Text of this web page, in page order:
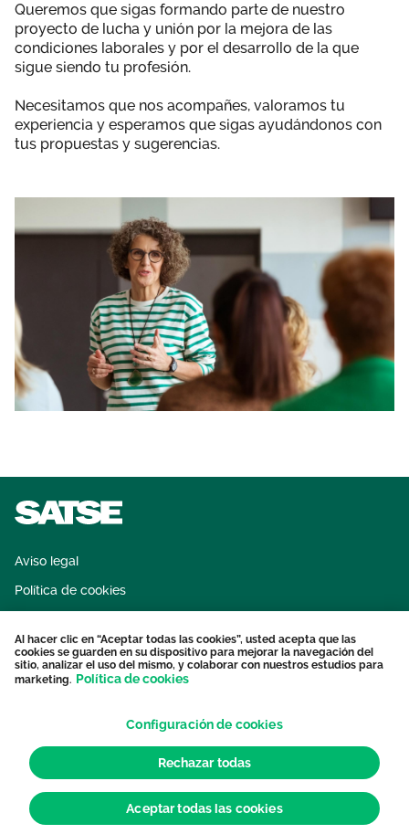
Empleo
Documentos
Vídeos
Área privada
Queremos que sigas formando parte de nuestro
proyecto de lucha y unión por la mejora de las
condiciones laborales y por el desarrollo de la que
sigue siendo tu profesión.
Necesitamos que nos acompañes, valoramos tu
experiencia y esperamos que sigas ayudándonos con
tus propuestas y sugerencias.
Aviso legal
Política de cookies
Protección datos personales
Contacto
© 2026 Sindicato de Enfermería. Todos los derechos reservados.
Al hacer clic en “Aceptar todas las cookies”, usted acepta que las
cookies se guarden en su dispositivo para mejorar la navegación del
sitio, analizar el uso del mismo, y colaborar con nuestros estudios para
marketing. Política de cookies
Configuración de cookies
Rechazar todas
Aceptar todas las cookies